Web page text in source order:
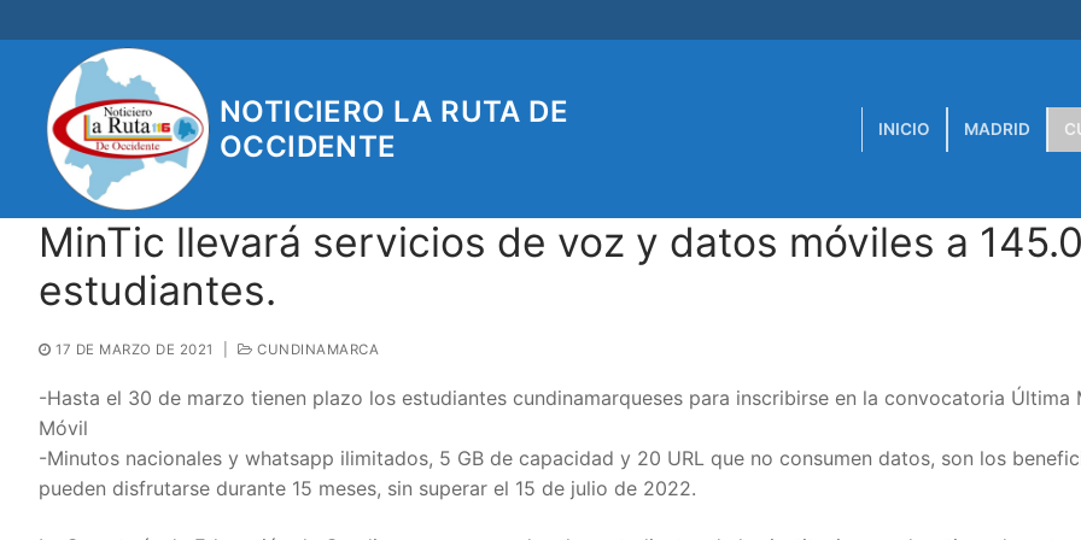
al
contenido
NOTICIERO LA RUTA DE
OCCIDENTE
INICIO MADRID
MinTic llevará servicios de voz y datos móviles a
estudiantes.
17 DE MARZO DE 2021 CUNDINAMARCA
-Hasta el 30 de marzo tienen plazo los estudiantes cundinamarqueses para inscribirse en la convocatoria Última
Móvil
-Minutos nacionales y whatsapp ilimitados, 5 GB de capacidad y 20 URL que no consumen datos, son los
pueden disfrutarse durante 15 meses, sin superar el 15 de julio de 2022.